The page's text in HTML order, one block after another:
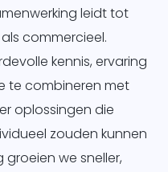
leidt tot
commercieel.
kennis, ervaring
te combineren met
oplossingen die
zouden kunnen
groeien we sneller,